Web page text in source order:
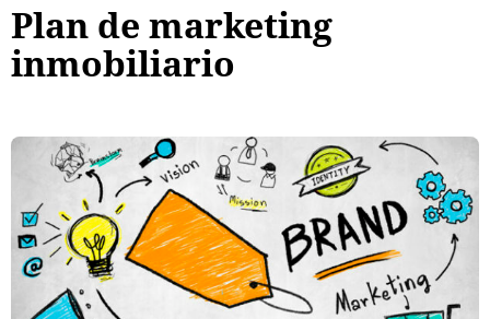
Plan de marketing
inmobiliario